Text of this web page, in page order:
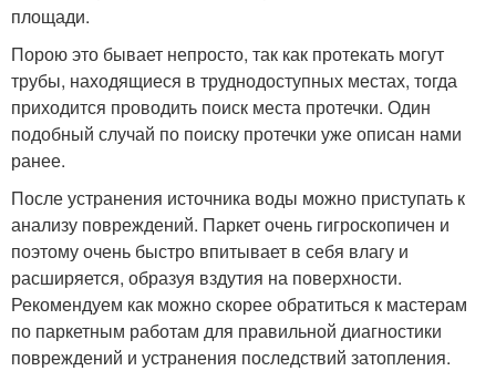
площади.
Порою это бывает непросто, так как протекать могут
трубы, находящиеся в труднодоступных местах, тогда
приходится проводить поиск места протечки. Один
подобный случай по поиску протечки уже описан нами
ранее.
После устранения источника воды можно приступать к
анализу повреждений. Паркет очень гигроскопичен и
поэтому очень быстро впитывает в себя влагу и
расширяется, образуя вздутия на поверхности.
Рекомендуем как можно скорее обратиться к мастерам
по паркетным работам для правильной диагностики
повреждений и устранения последствий затопления.